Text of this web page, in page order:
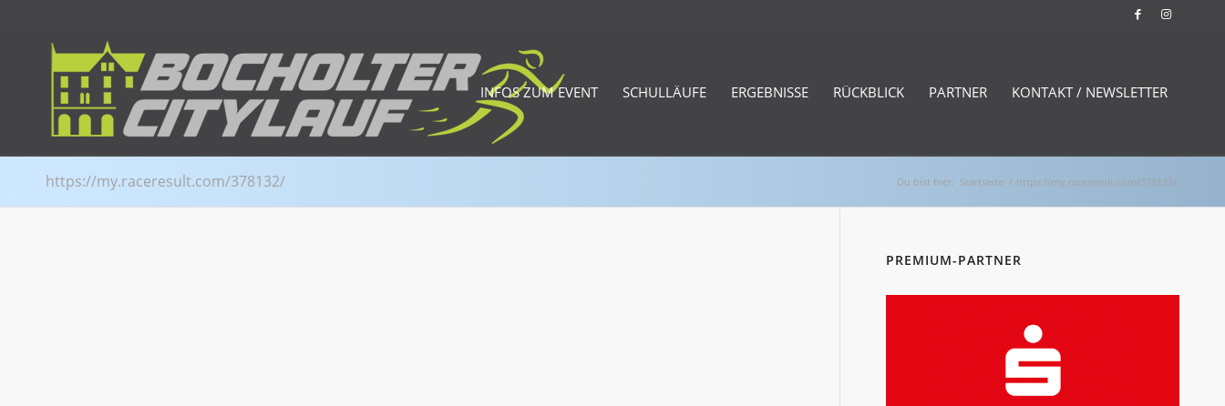
INFOS ZUM EVENT SCHULLÄUFE ERGEBNISSE RÜCKBLICK PARTNER KONTAKT / NEWSLETTER
https://my.raceresult.com/378132/ Du bist hier: Startseite / https://my.raceresult.com/378132/
PREMIUM-PARTNER